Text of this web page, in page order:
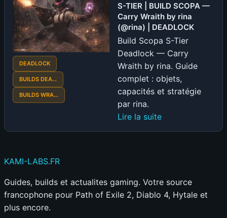
DEADLOCK
BUILDS DEA…
BUILDS WRA…
S-TIER | BUILD SCOPA —
Carry Wraith by rina
(@rina) | DEADLOCK
Build Scopa S-Tier
Deadlock — Carry
Wraith by rina. Guide
complet : objets,
capacités et stratégie
par rina.
Lire la suite:
SCOPA
—
KAMI-LABS.FR
Guides, builds et actualites gaming. Votre source
francophone pour Path of Exile 2, Diablo 4, Hytale et
plus encore.